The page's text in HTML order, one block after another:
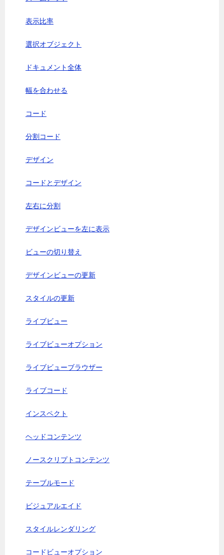
表示比率
選択オブジェクト
ドキュメント全体
幅を合わせる
コード
分割コード
デザイン
コードとデザイン
左右に分割
デザインビューを左に表示
ビューの切り替え
デザインビューの更新
スタイルの更新
ライブビュー
ライブビューオプション
ライブビューブラウザー
ライブコード
インスペクト
ヘッドコンテンツ
ノースクリプトコンテンツ
テーブルモード
ビジュアルエイド
スタイルレンダリング
コードビューオプション